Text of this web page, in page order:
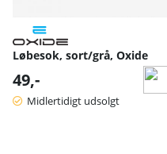
Løbesok, sort/grå, Oxide
49,-
Midlertidigt udsolgt